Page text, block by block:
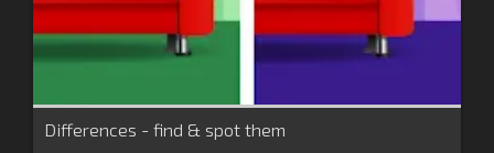
Differences - find & spot them